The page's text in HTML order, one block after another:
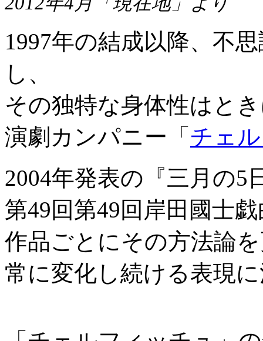
1997年の結成以降、不
し、
その独特な身体性はと
演劇カンパニー「 チェ
2004年発表の『三月の5
第49回第49回岸田國士
作品ごとにその方法論
常に変化し続ける表現